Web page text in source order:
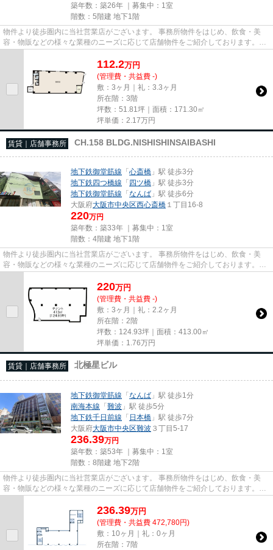
築年数：築26年 ｜募集中： 1室
階数：5階建 地下1階
物件より徒歩圏内に当社営業店がございます。 事務所物件をはじめ、飲食・美
容・物販などの様々な業種のニーズに応じて店舗物件をご紹介しております。
尚、弊社ではおとり広告は一切...
112.2万円
(管理費・共益費 -)
敷：3ヶ月｜礼：3.3ヶ月
所在階：3階
坪数：51.81坪｜面積：171.30㎡
坪単価： 2.17万円
賃貸｜店舗事務所 CH.158 BLDG.NISHISHINSAIBASHI
地下鉄御堂筋線 「心斎橋 」駅 徒歩3分
地下鉄四つ橋線 「四ツ橋 」駅 徒歩3分
地下鉄御堂筋線 「なんば 」駅 徒歩6分
大阪府大阪市中央区西心斎橋 １丁目16-8
220万円
築年数：築33年 ｜募集中： 1室
階数：4階建 地下1階
物件より徒歩圏内に当社営業店がございます。 事務所物件をはじめ、飲食・美
容・物販などの様々な業種のニーズに応じて店舗物件をご紹介しております。
尚、弊社ではおとり広告は一切...
220万円
(管理費・共益費 -)
敷：3ヶ月｜礼：2.2ヶ月
所在階：2階
坪数：124.93坪｜面積：413.00㎡
坪単価： 1.76万円
賃貸｜店舗事務所 北極星ビル
地下鉄御堂筋線 「なんば 」駅 徒歩1分
南海本線 「難波 」駅 徒歩5分
地下鉄千日前線 「 日本橋 」駅 徒歩7分
大阪府大阪市中央区難波 ３丁目5-17
236.39万円
築年数：築53年 ｜募集中： 1室
階数：8階建 地下2階
物件より徒歩圏内に当社営業店がございます。 事務所物件をはじめ、飲食・美
容・物販などの様々な業種のニーズに応じて店舗物件をご紹介しております。
尚、弊社ではおとり広告は一切...
236.39万円
(管理費・共益費 472,780円)
敷：10ヶ月｜礼：0ヶ月
所在階：7階